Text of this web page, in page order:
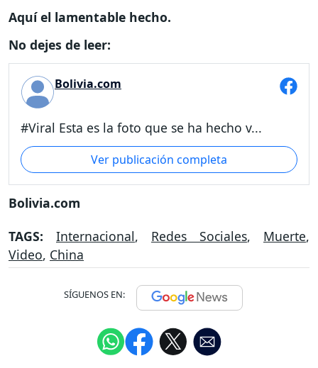
Aquí el lamentable hecho.
No dejes de leer:
Bolivia.com
#Viral Esta es la foto que se ha hecho v...
Ver publicación completa
Bolivia.com
TAGS: Internacional, Redes Sociales, Muerte,
Video, China
SÍGUENOS EN: